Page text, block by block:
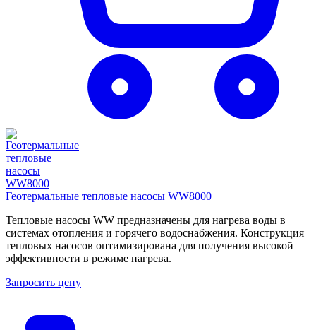
Геотермальные тепловые насосы WW8000
Тепловые насосы WW предназначены для нагрева воды в
системах отопления и горячего водоснабжения. Конструкция
тепловых насосов оптимизирована для получения высокой
эффективности в режиме нагрева.
Запросить цену